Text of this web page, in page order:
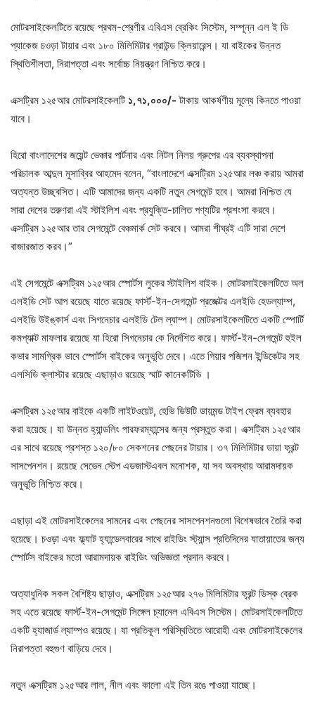
মোটরসাইকেলটিতে রয়েছে প্রথম-শ্রেণীর এবিএস ব্রেকিং সিস্টেম, সম্পূন্ন এল ই ডি
প্যাকেজ চওড়া টায়ার এবং ১৮০ মিলিমিটার গ্রাউন্ড ক্লিয়ারেন্স। যা বাইকের উন্নত
স্থিতিশীলতা, নিরাপত্তা এবং সর্বোচ্চ নিয়ন্ত্রণ নিশ্চিত করে।
এক্সট্রিম ১২৫আর মোটরসাইকেলটি ১,৭১,০০০/- টাকায় আকর্ষণীয় মূল্যে কিনতে পাওয়া
যাবে।
হিরো বাংলাদেশের জয়েন্ট ভেঞ্চার পার্টনার এবং নিটল নিলয় গ্রুপের এর ব্যবস্থাপনা
পরিচালক আব্দুল মুসাব্বির আহমেদ বলেন, “বাংলাদেশে এক্সট্রিম ১২৫আর লঞ্চ করায় আমরা
অত্যন্ত উচ্ছ্বসিত। এটি আমাদের জন্য একটি নতুন সেগমেন্ট হবে। আমরা নিশ্চিত যে
সারা দেশের তরুণরা এই স্টাইলিশ এবং প্রযুক্তি-চালিত পণ্যটির প্রশংসা করবে।
এক্সট্রিম ১২৫আর তার সেগমেন্টে বেঞ্চমার্ক সেট করবে। আমরা শীঘ্রই এটি সারা দেশে
বাজারজাত করব।”
এই সেগমেন্টে এক্সট্রিম ১২৫আর স্পোর্টস লুকের স্টাইলিশ বাইক। মোটরসাইকেলটিতে অল
এলইডি সেট আপ রয়েছে যাতে রয়েছে ফার্স্ট-ইন-সেগমেন্ট প্রজেক্টর এলইডি হেডল্যাম্প,
এলইডি উইঙ্কার্স এবং সিগনেচার এলইডি টেল ল্যাম্প। মোটরসাইকেলটিতে একটি স্পোর্টি
কমপ্যাক্ট মাফলার রয়েছে যা হিরো সিগনেচার কে নির্দেশিত করে। ফার্স্ট-ইন-সেগমেন্ট হুইল
কভার সামগ্রিক ভাবে স্পোর্টস বাইকের অনুভূতি দেবে। এতে গিয়ার পজিশন ইন্ডিকেটর সহ
এলসিডি ক্লাস্টার রয়েছে এছাড়াও রয়েছে স্মাট কানেকটিভি ।
এক্সট্রিম ১২৫আর বাইকে একটি লাইটওয়েট, হেভি ডিউটি ​​ডায়মন্ড টাইপ ফ্রেম ব্যবহার
করা হয়েছে। যা উন্নত হ্যান্ডলিং পারফরম্যান্সের জন্য প্রস্তুত করা। এক্সট্রিম ১২৫আর
এর সাথে রয়েছে প্রশস্ত ১২০/৮০ সেকশনের পেছনের টায়ার। ৩৭ মিলিমিটার ডায়া ফ্রন্ট
সাসপেনশন। রয়েছে সেভেন স্টেপ এডজাস্টএবল মনোশক, যা সব অবস্থায় আরামদায়ক
অনুভূতি নিশ্চিত করে।
এছাড়া এই মোটরসাইকেলের সামনের এবং পেছনের সাসপেনশনগুলো বিশেষভাবে তৈরি করা
হয়েছে। চওড়া এবং ফ্ল্যাট হ্যান্ডেলবারের সাথে রাইডিং স্ট্যান্স প্রতিদিনের যাতায়াতের জন্য
স্পোর্টস বাইকের মতো আরামদায়ক রাইডিং অভিজ্ঞতা প্রদান করবে।
অত্যাধুনিক সকল বৈশিষ্ট্য ছাড়াও, এক্সট্রিম ১২৫আর ২৭৬ মিলিমিটার ফ্রন্ট ডিস্ক ব্রেক
সহ এতে রয়েছে ফার্স্ট-ইন-সেগমেন্ট সিঙ্গেল চ্যানেল এবিএস সিস্টেম। মোটরসাইকেলটিতে
একটি হ্যাজার্ড ল্যাম্পও রয়েছে। যা প্রতিকূল পরিস্থিতিতে আরোহী এবং মোটরসাইকেলের
নিরাপত্তা বহুগুণ বাড়িয়ে দেবে।
নতুন এক্সট্রিম ১২৫আর লাল, নীল এবং কালো এই তিন রঙে পাওয়া যাচ্ছে।